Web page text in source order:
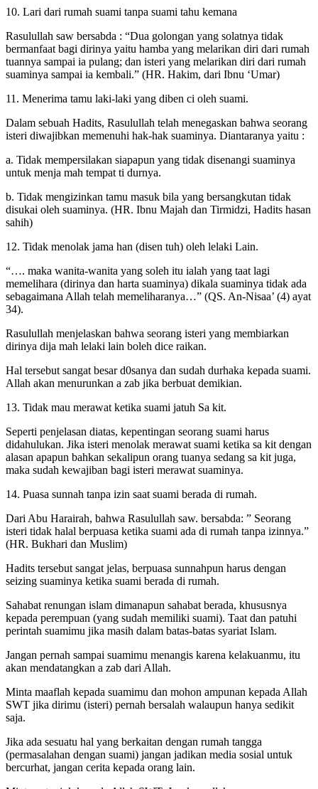
10. Lari dari rumah suami tanpa suami tahu kemana
Rasulullah saw bersabda : “Dua golongan yang solatnya tidak
bermanfaat bagi dirinya yaitu hamba yang melarikan diri dari rumah
tuannya sampai ia pulang; dan isteri yang melarikan diri dari rumah
suaminya sampai ia kembali.” (HR. Hakim, dari Ibnu ‘Umar)
11. Menerima tamu laki-laki yang diben ci oleh suami.
Dalam sebuah Hadits, Rasulullah telah menegaskan bahwa seorang
isteri diwajibkan memenuhi hak-hak suaminya. Diantaranya yaitu :
a. Tidak mempersilakan siapapun yang tidak disenangi suaminya
untuk menja mah tempat ti durnya.
b. Tidak mengizinkan tamu masuk bila yang bersangkutan tidak
disukai oleh suaminya. (HR. Ibnu Majah dan Tirmidzi, Hadits hasan
sahih)
12. Tidak menolak jama han (disen tuh) oleh lelaki Lain.
“…. maka wanita-wanita yang soleh itu ialah yang taat lagi
memelihara (dirinya dan harta suaminya) dikala suaminya tidak ada
sebagaimana Allah telah memeliharanya…” (QS. An-Nisaa’ (4) ayat
34).
Rasulullah menjelaskan bahwa seorang isteri yang membiarkan
dirinya dija mah lelaki lain boleh dice raikan.
Hal tersebut sangat besar d0sanya dan sudah durhaka kepada suami.
Allah akan menurunkan a zab jika berbuat demikian.
13. Tidak mau merawat ketika suami jatuh Sa kit.
Seperti penjelasan diatas, kepentingan seorang suami harus
didahulukan. Jika isteri menolak merawat suami ketika sa kit dengan
alasan apapun bahkan sekalipun orang tuanya sedang sa kit juga,
maka sudah kewajiban bagi isteri merawat suaminya.
14. Puasa sunnah tanpa izin saat suami berada di rumah.
Dari Abu Harairah, bahwa Rasulullah saw. bersabda: ” Seorang
isteri tidak halal berpuasa ketika suami ada di rumah tanpa izinnya.”
(HR. Bukhari dan Muslim)
Hadits tersebut sangat jelas, berpuasa sunnahpun harus dengan
seizing suaminya ketika suami berada di rumah.
Sahabat renungan islam dimanapun sahabat berada, khususnya
kepada perempuan (yang sudah memiliki suami). Taat dan patuhi
perintah suamimu jika masih dalam batas-batas syariat Islam.
Jangan pernah sampai suamimu menangis karena kelakuanmu, itu
akan mendatangkan a zab dari Allah.
Minta maaflah kepada suamimu dan mohon ampunan kepada Allah
SWT jika dirimu (isteri) pernah bersalah walaupun hanya sedikit
saja.
Jika ada sesuatu hal yang berkaitan dengan rumah tangga
(permasalahan dengan suami) jangan jadikan media sosial untuk
bercurhat, jangan cerita kepada orang lain.